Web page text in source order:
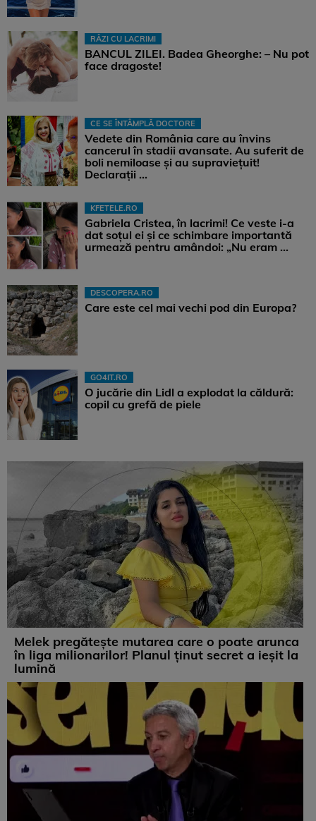
RÂZI CU LACRIMI
BANCUL ZILEI. Badea Gheorghe: – Nu pot
face dragoste!
CE SE ÎNTÂMPLĂ DOCTORE
Vedete din România care au învins
cancerul în stadii avansate. Au suferit de
boli nemiloase şi au supravieţuit!
Declarații ...
KFETELE.RO
Gabriela Cristea, în lacrimi! Ce veste i-a
dat soțul ei și ce schimbare importantă
urmează pentru amândoi: „Nu eram ...
DESCOPERA.RO
Care este cel mai vechi pod din Europa?
GO4IT.RO
O jucărie din Lidl a explodat la căldură:
copil cu grefă de piele
Melek pregătește mutarea care o poate arunca
în liga milionarilor! Planul ținut secret a ieșit la
lumină